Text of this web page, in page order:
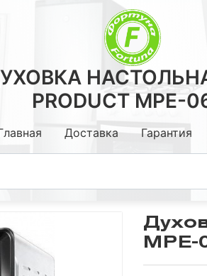
PRODUCT MPE-
Доставка Гарантия
MPE-